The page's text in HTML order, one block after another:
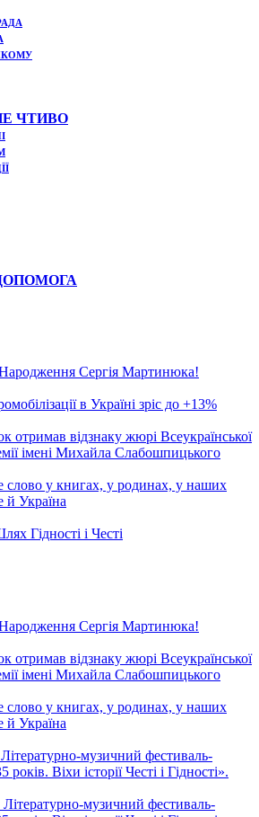
ЧТИВО
Сергія Мартинюка!
в Україні зріс до +13%
отримав відзнаку жюрі Всеукраїнської
імені Михайла Слабошпицького
у книгах, у родинах, у наших
й Україна
Гідності і Честі
Сергія Мартинюка!
отримав відзнаку жюрі Всеукраїнської
імені Михайла Слабошпицького
у книгах, у родинах, у наших
й Україна
музичний фестиваль-
Віхи історії Честі і Гідності».
музичний фестиваль-